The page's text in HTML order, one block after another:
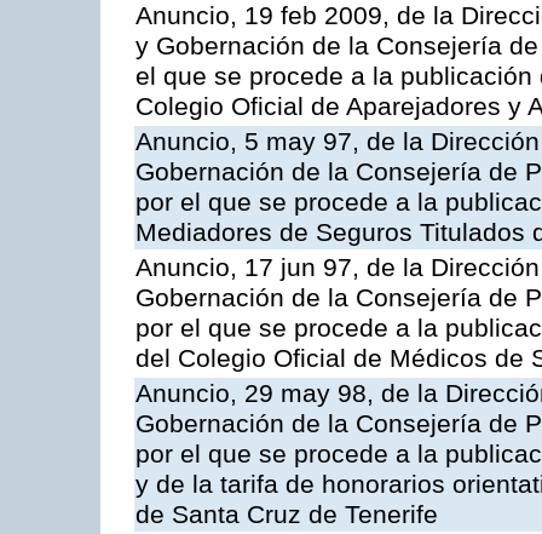
Anuncio, 19 feb 2009, de la
y Gobernación de la Consejería
el que se procede a la
Colegio Oficial de Aparejadores y
Anuncio, 5 may 97, de la
Gobernación de la Consejería de
por el que se procede a la
Mediadores de Seguros Titulados
Anuncio, 17 jun 97, de la
Gobernación de la Consejería de
por el que se procede a la
del Colegio Oficial de Médicos de
Anuncio, 29 may 98, de la
Gobernación de la Consejería de
por el que se procede a la
y de la tarifa de honorarios
de Santa Cruz de Tenerife